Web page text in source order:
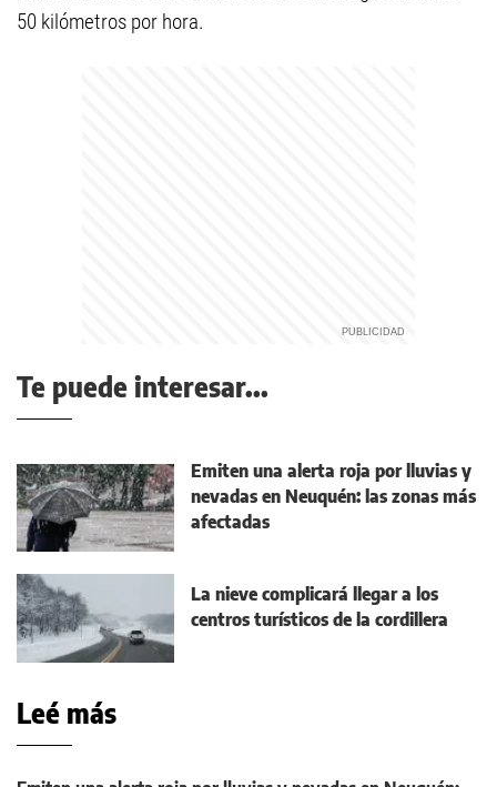
50 kilómetros por hora.
Te puede interesar...
Emiten una alerta roja por lluvias y
nevadas en Neuquén: las zonas más
afectadas
La nieve complicará llegar a los
centros turísticos de la cordillera
Leé más